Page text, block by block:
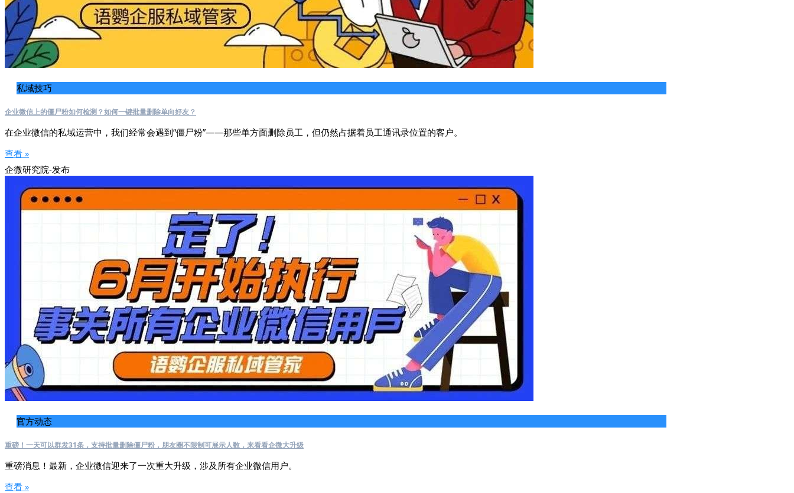
私域技巧
企业微信上的僵尸粉如何检测？如何一键批量删除单向好友？
在企业微信的私域运营中，我们经常会遇到“僵尸粉”——那些单方面删除员工，但仍然占据着员工通讯录位置的客户。
查看 »
企微研究院-发布
官方动态
重磅！一天可以群发31条，支持批量删除僵尸粉，朋友圈不限制可展示人数，来看看企微大升级
重磅消息！最新，企业微信迎来了一次重大升级，涉及所有企业微信用户。
查看 »